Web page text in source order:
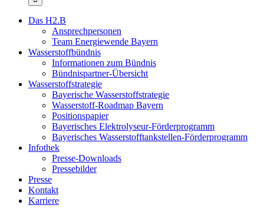
Das H2.B
Ansprechpersonen
Team Energiewende Bayern
Wasserstoffbündnis
Informationen zum Bündnis
Bündnispartner-Übersicht
Wasserstoffstrategie
Bayerische Wasserstoffstrategie
Wasserstoff-Roadmap Bayern
Positionspapier
Bayerisches Elektrolyseur-Förderprogramm
Bayerisches Wasserstofftankstellen-Förderprogramm
Infothek
Presse-Downloads
Pressebilder
Presse
Kontakt
Karriere